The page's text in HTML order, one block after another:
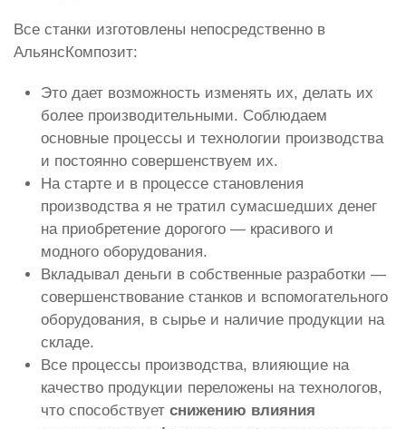
Все станки изготовлены непосредственно в
АльянсКомпозит:
Это дает возможность изменять их, делать их
более производительными. Соблюдаем
основные процессы и технологии производства
и постоянно совершенствуем их.
На старте и в процессе становления
производства я не тратил сумасшедших денег
на приобретение дорогого — красивого и
модного оборудования.
Вкладывал деньги в собственные разработки —
совершенствование станков и вспомогательного
оборудования, в сырье и наличие продукции на
складе.
Все процессы производства, влияющие на
качество продукции переложены на технологов,
что способствует снижению влияния